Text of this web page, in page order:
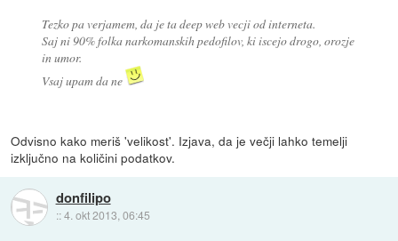
Tezko pa verjamem, da je ta deep web vecji od interneta.
Saj ni 90% folka narkomanskih pedofilov, ki iscejo drogo, orozje
in umor.
Vsaj upam da ne
Odvisno kako meriš 'velikost'. Izjava, da je večji lahko temelji
izključno na količini podatkov.
donfilipo
::4. okt 2013, 06:45